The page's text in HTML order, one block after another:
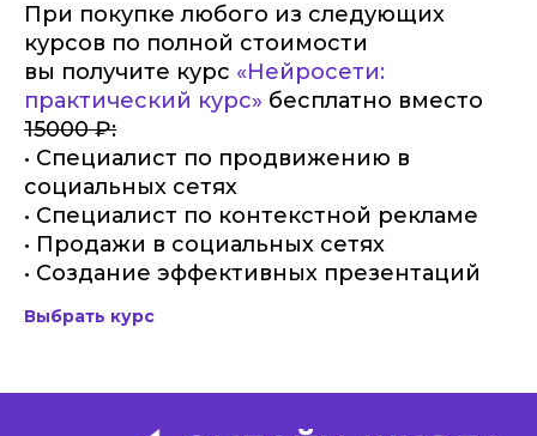
При покупке любого из следующих
курсов по полной стоимости
вы получите курс «Нейросети:
практический курс» бесплатно вместо
15000 ₽:
• Специалист по продвижению в
социальных сетях
• Специалист по контекстной рекламе
• Продажи в социальных сетях
• Создание эффективных презентаций
Выбрать курс